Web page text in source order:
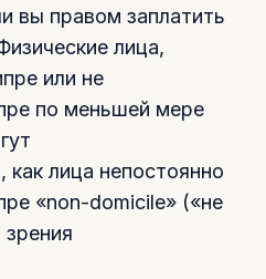
вы правом заплатить
лица,
или не
по меньшей мере
как лица непостоянно
«non-domicile» («не